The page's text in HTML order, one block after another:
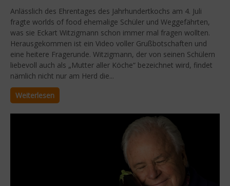
Anlässlich des Ehrentages des Jahrhundertkochs am 4. Juli
fragte worlds of food ehemalige Schüler und Weggefährten,
was sie Eckart Witzigmann schon immer mal fragen wollten.
Herausgekommen ist ein Video voller Grußbotschaften und
eine heitere Fragerunde. Witzigmann, der von seinen Schülern
liebevoll auch als „Mutter aller Köche“ bezeichnet wird, findet
nämlich nicht nur am Herd die...
Weiterlesen